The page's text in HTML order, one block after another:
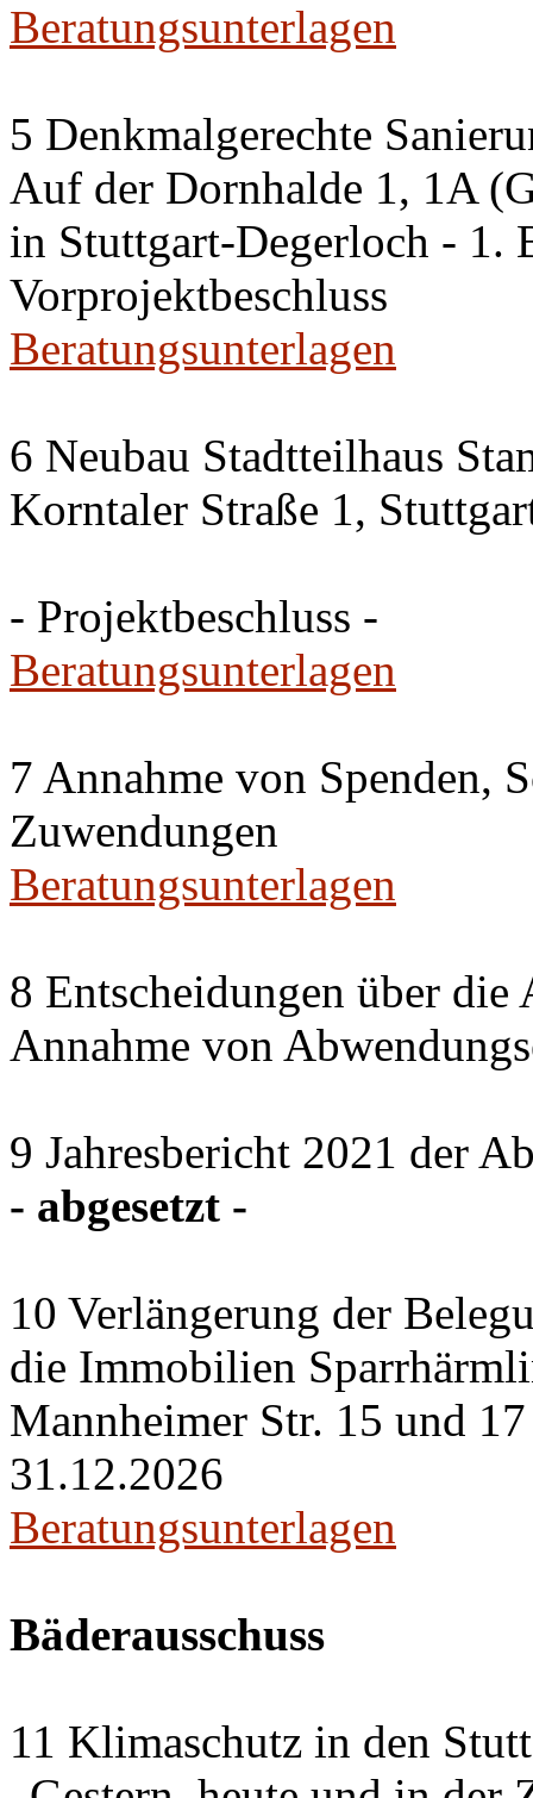
Beratungsunterlagen
5 Denkmalgerechte
Auf der Dornhalde 1, 1A
in Stuttgart-Degerloch - 1.
Vorprojektbeschluss
Beratungsunterlagen
6 Neubau Stadtteilhaus
Korntaler Straße 1,
- Projektbeschluss -
Beratungsunterlagen
7 Annahme von Spenden,
Zuwendungen
Beratungsunterlagen
8 Entscheidungen über
Annahme von
9 Jahresbericht 2021 der
- abgesetzt -
10 Verlängerung der
die Immobilien
Mannheimer Str. 15 und
31.12.2026
Beratungsunterlagen
Bäderausschuss
11 Klimaschutz in den